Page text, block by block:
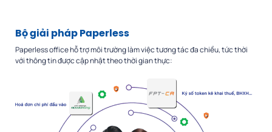
Bộ giải pháp Paperless
Paperless office hỗ trợ môi trường làm việc tương tác đa chiều, tức thời
với thông tin được cập nhật theo thời gian thực: